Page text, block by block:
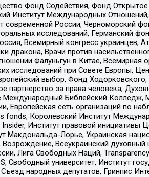
Фонд Содействия, Фонд
Международных Отношений,
России, Черноморский
исследований, Германский
Всемирный конгресс украинцев,
Врачи против
Фалуньгун в Китае, Всемирная
исследований при Совете Европы,
выбор, Фонд
за права человека,
Библейский Колледж,
Европейская сеть организаций по
Королевский Институт
Институт правовой
Макдональда-Лорье, Украинская
Всеукраинский духовный
Лига Свободных Наций,
университет, Институт
народных депутатов, Гринпис